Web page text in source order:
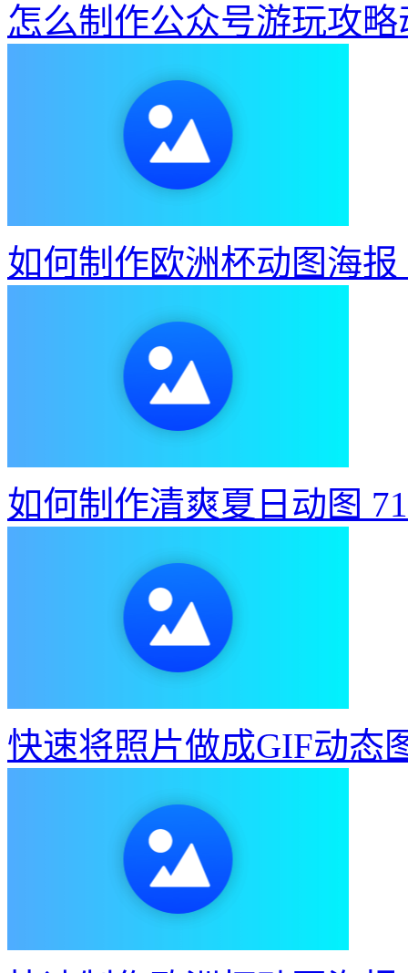
怎么制作公众号游玩攻
如何制作欧洲杯动图海报
如何制作清爽夏日动图
快速将照片做成GIF动态